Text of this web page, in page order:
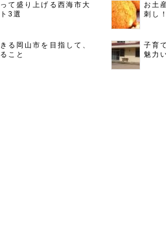
て盛り上げる西海市大
3選
お土
刺し
る岡山市を目指して、
こと
子育
魅力